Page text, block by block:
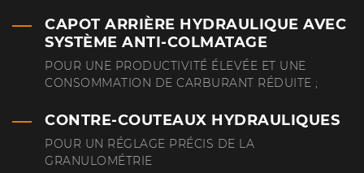
CAPOT ARRIÈRE HYDRAULIQUE AVEC
SYSTÈME ANTI-COLMATAGE
POUR UNE PRODUCTIVITÉ ÉLEVÉE ET UNE
CONSOMMATION DE CARBURANT RÉDUITE ;
CONTRE-COUTEAUX HYDRAULIQUES
POUR UN RÉGLAGE PRÉCIS DE LA
GRANULOMÉTRIE